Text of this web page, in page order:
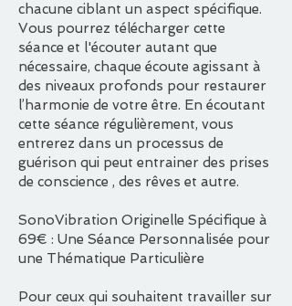
chacune ciblant un aspect spécifique.
Vous pourrez télécharger cette
séance et l'écouter autant que
nécessaire, chaque écoute agissant à
des niveaux profonds pour restaurer
l’harmonie de votre être. En écoutant
cette séance régulièrement, vous
entrerez dans un processus de
guérison qui peut entrainer des prises
de conscience , des rêves et autre.
SonoVibration Originelle Spécifique à
69€ : Une Séance Personnalisée pour
une Thématique Particulière
Pour ceux qui souhaitent travailler sur